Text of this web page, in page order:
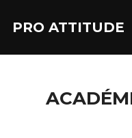
PRO ATTITUDE